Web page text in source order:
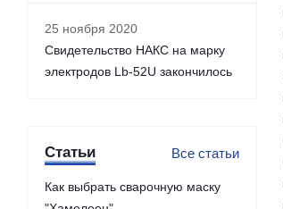
25 ноября 2020
Свидетельство НАКС на марку
электродов Lb-52U закончилось
Статьи Все статьи
Как выбрать сварочную маску